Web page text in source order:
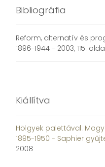
Bibliográfia
Reform, alternatív és
1896-1944 - 2003, 115.
Kiállítva
Hölgyek ​palettával:
1895-1950 - Saphier
2008